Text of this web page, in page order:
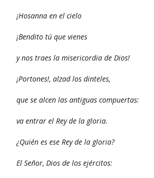
¡Hosanna en el cielo
¡Bendito tú que vienes
y nos traes la misericordia de Dios!
¡Portones!, alzad los dinteles,
que se alcen las antiguas compuertas:
va entrar el Rey de la gloria.
¿Quién es ese Rey de la gloria?
El Señor, Dios de los ejércitos: